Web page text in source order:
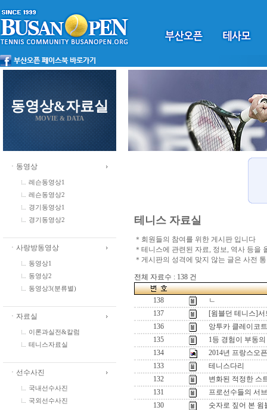
동영상&자료실
MOVIE & DATA
ㆍ동영상
레슨동영상1
레슨동영상2
경기동영상1
경기동영상2
ㆍ사랑방동영상
동영상1
동영상2
동영상3(분류별)
ㆍ자료실
이론과실전&칼럼
테니스자료실
ㆍ선수사진
국내선수사진
국외선수사진
테니스 자료실
＊회원들의 참여를 위한 게시판 입니다
＊테니스에 관련된 자료, 정보, 역사 등을
＊게시판의 성격에 맞지 않는 글은 사전
전체 자료수 : 138 건
138
ㄴ
137
[윔블던 테니스]
136
앙투카 클레이코
135
1등 경험이 부동
134
2014년 프랑스오
133
테니스다리
132
변화된 적정한 스
131
프로선수들의 서
130
숫자로 짚어 본 윔